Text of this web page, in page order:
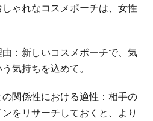
ゃれなコスメポーチは、女性
：新しいコスメポーチで、気
気持ちを込めて。
関係性における適性：相手の
をリサーチしておくと、より